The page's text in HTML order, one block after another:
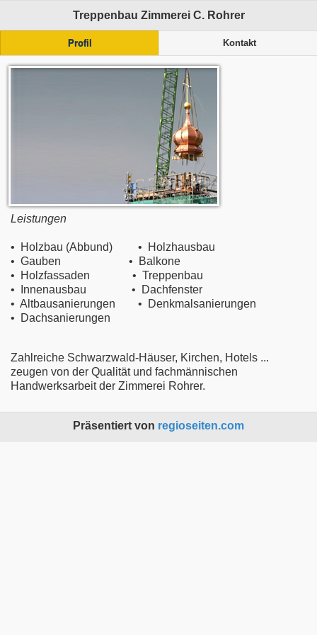
Treppenbau Zimmerei C. Rohrer
Profil Kontakt
Leistungen
• Holzbau (Abbund) • Holzhausbau
• Gauben • Balkone
• Holzfassaden • Treppenbau
• Innenausbau • Dachfenster
• Altbausanierungen • Denkmalsanierungen
• Dachsanierungen
Zahlreiche Schwarzwald-Häuser, Kirchen, Hotels ...
zeugen von der Qualität und fachmännischen
Handwerksarbeit der Zimmerei Rohrer.
Präsentiert von regioseiten.com